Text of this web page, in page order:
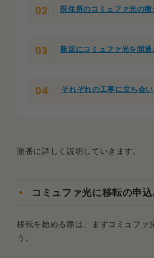
現住所のコミュファ光の
新居にコミュファ光を開
それぞれの工事に立ち会い
順番に詳しく説明していきます。
コミュファ光に移転の申
移転を始める際は、まずコミュファ
う。